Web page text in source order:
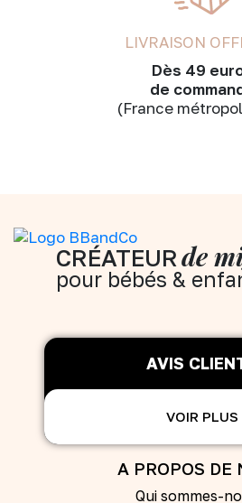
LIVRAISON
Dès 49
de
(France
CRÉATEURde
pour bébés &
AVIS
VOIR PLUS
A PROPOS DE
Qui sommes-